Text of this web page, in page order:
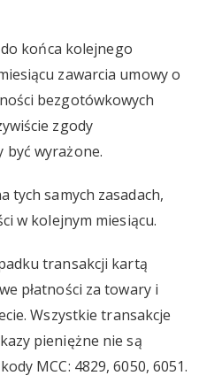
końca kolejnego
zawarcia umowy o
bezgotówkowych
zgody
wyrażone.
tych samych zasadach,
w kolejnym miesiącu.
transakcji kartą
płatności za towary i
Wszystkie transakcje
pieniężne nie są
MCC: 4829, 6050, 6051.